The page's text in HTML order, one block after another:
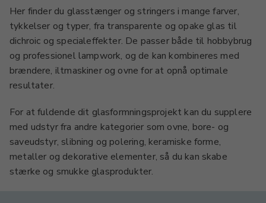
Her finder du glasstænger og stringers i mange farver,
tykkelser og typer, fra transparente og opake glas til
dichroic og specialeffekter. De passer både til hobbybrug
og professionel lampwork, og de kan kombineres med
brændere, iltmaskiner og ovne for at opnå optimale
resultater.
For at fuldende dit glasformningsprojekt kan du supplere
med udstyr fra andre kategorier som ovne, bore- og
saveudstyr, slibning og polering, keramiske forme,
metaller og dekorative elementer, så du kan skabe
stærke og smukke glasprodukter.